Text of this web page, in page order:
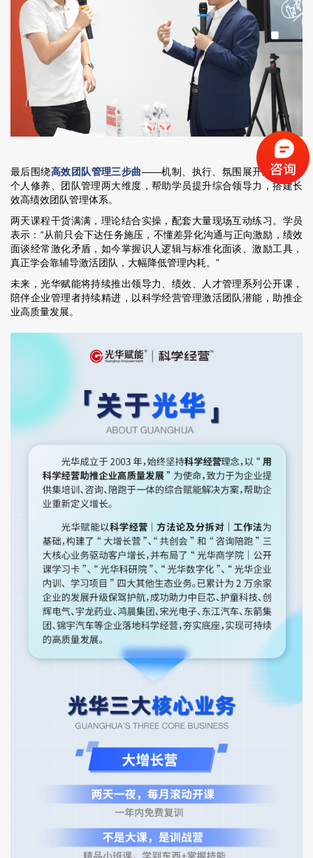
最后围绕高效团队管理三步曲——机制、执行、氛围展开总结，从
个人修养、团队管理两大维度，帮助学员提升综合领导力，搭建长
效高绩效团队管理体系。
两天课程干货满满，理论结合实操，配套大量现场互动练习。学员
表示：“从前只会下达任务施压，不懂差异化沟通与正向激励，绩效
面谈经常激化矛盾，如今掌握识人逻辑与标准化面谈、激励工具，
真正学会靠辅导激活团队，大幅降低管理内耗。”
未来，光华赋能将持续推出领导力、绩效、人才管理系列公开课，
陪伴企业管理者持续精进， 以科学经营管理激活团队潜能，助推企
业高质量发展。